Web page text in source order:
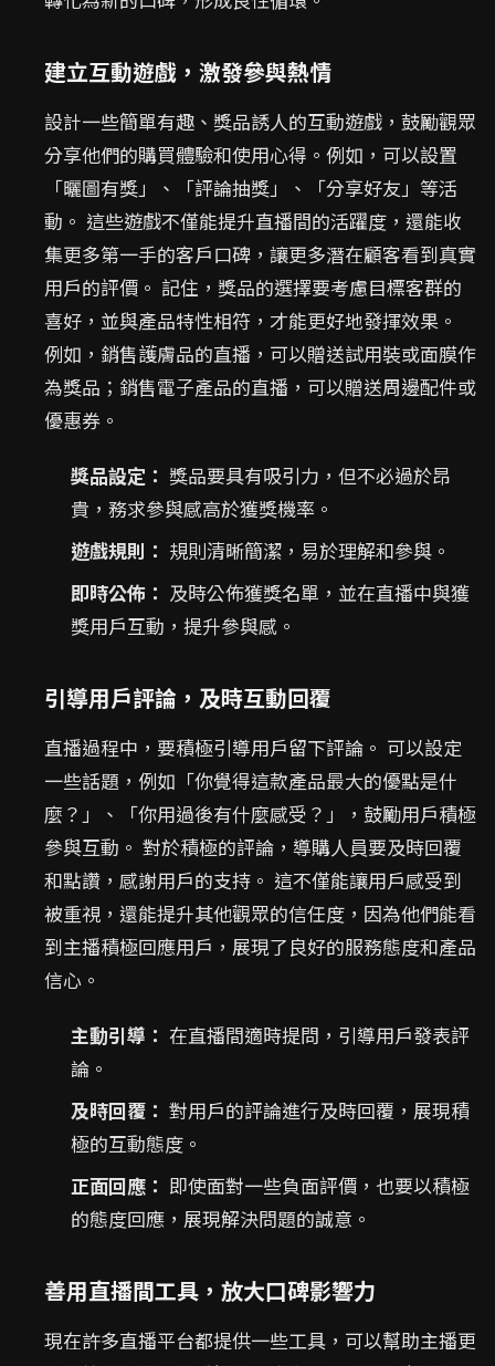
建立互動遊戲，激發參與熱情
設計一些簡單有趣、獎品誘人的互動遊戲，鼓勵觀眾
分享他們的購買體驗和使用心得。例如，可以設置
「曬圖有獎」、「評論抽獎」、「分享好友」等活
動。 這些遊戲不僅能提升直播間的活躍度，還能收
集更多第一手的客戶口碑，讓更多潛在顧客看到真實
用戶的評價。 記住，獎品的選擇要考慮目標客群的
喜好，並與產品特性相符，才能更好地發揮效果。
例如，銷售護膚品的直播，可以贈送試用裝或面膜作
為獎品；銷售電子產品的直播，可以贈送周邊配件或
優惠券。
獎品設定： 獎品要具有吸引力，但不必過於昂
貴，務求參與感高於獲獎機率。
遊戲規則： 規則清晰簡潔，易於理解和參與。
即時公佈： 及時公佈獲獎名單，並在直播中與獲
獎用戶互動，提升參與感。
引導用戶評論，及時互動回覆
直播過程中，要積極引導用戶留下評論。 可以設定
一些話題，例如「你覺得這款產品最大的優點是什
麼？」、「你用過後有什麼感受？」，鼓勵用戶積極
參與互動。 對於積極的評論，導購人員要及時回覆
和點讚，感謝用戶的支持。 這不僅能讓用戶感受到
被重視，還能提升其他觀眾的信任度，因為他們能看
到主播積極回應用戶，展現了良好的服務態度和產品
信心。
主動引導： 在直播間適時提問，引導用戶發表評
論。
及時回覆： 對用戶的評論進行及時回覆，展現積
極的互動態度。
正面回應： 即使面對一些負面評價，也要以積極
的態度回應，展現解決問題的誠意。
善用直播間工具，放大口碑影響力
現在許多直播平台都提供一些工具，可以幫助主播更